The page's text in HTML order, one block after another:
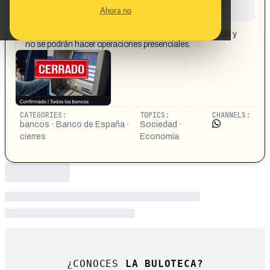
Ahora no
Todos los bancos cerrarán sus puertas durante 72 horas y
no se podrán hacer operaciones presenciales.
CATEGORIES:
bancos · Banco de España ·
cierres
TOPICS:
Sociedad ·
Economía
CHANNELS:
¿CONOCES LA BULOTECA?